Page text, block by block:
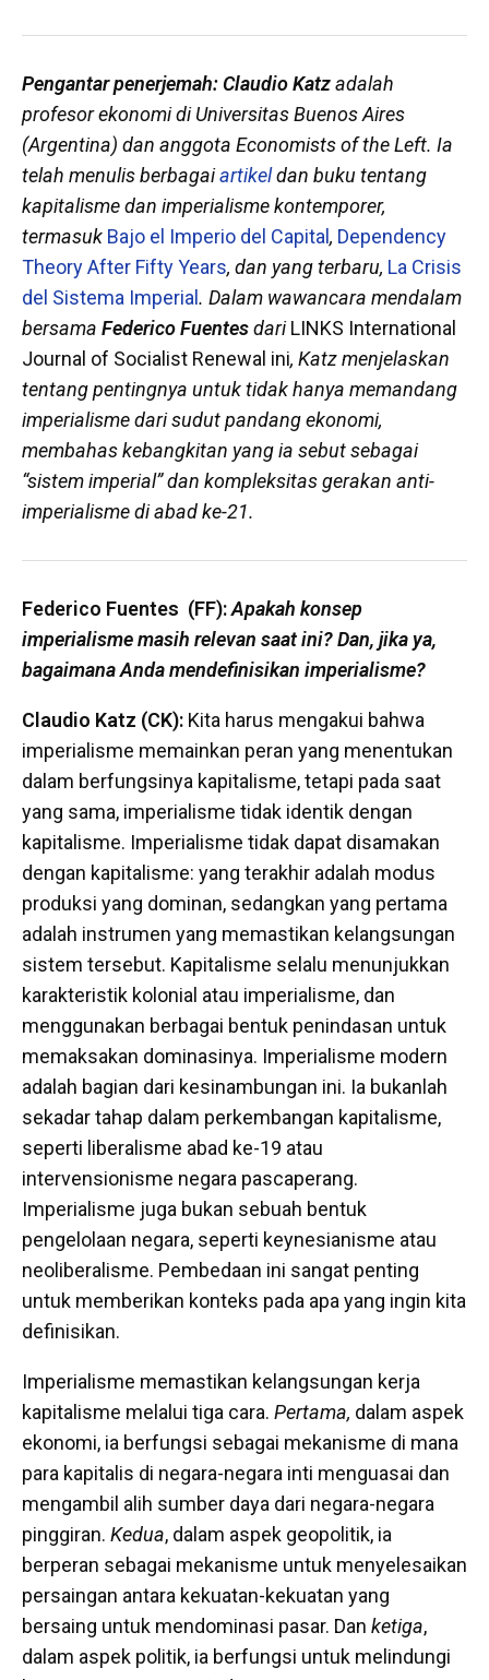
Pengantar penerjemah: Claudio Katzadalah
profesor ekonomi di Universitas Buenos Aires
(Argentina) dan anggota Economists of the Left. Ia
telah menulis berbagaiartikeldan buku tentang
kapitalisme dan imperialisme kontemporer,
termasuk Bajo el Imperio del Capital , Dependency
Theory After Fifty Years, dan yang terbaru, La Crisis
del Sistema Imperial . Dalam wawancara mendalam
bersama Federico FuentesdariLINKS International
Journal of Socialist Renewal ini, Katz menjelaskan
tentang pentingnya untuk tidak hanya memandang
imperialisme dari sudut pandang ekonomi,
membahas kebangkitan yang ia sebut sebagai
“sistem imperial” dan kompleksitas gerakan anti-
imperialisme di abad ke-21.
Federico Fuentes (FF):Apakah konsep
imperialisme masih relevan saat ini?Dan, jika ya,
bagaimana Anda mendefinisikan imperialisme?
Claudio Katz (CK): Kita harus mengakui bahwa
imperialisme memainkan peran yang menentukan
dalam berfungsinya kapitalisme, tetapi pada saat
yang sama, imperialisme tidak identik dengan
kapitalisme. Imperialisme tidak dapat disamakan
dengan kapitalisme: yang terakhir adalah modus
produksi yang dominan, sedangkan yang pertama
adalah instrumen yang memastikan kelangsungan
sistem tersebut. Kapitalisme selalu menunjukkan
karakteristik kolonial atau imperialisme, dan
menggunakan berbagai bentuk penindasan untuk
memaksakan dominasinya. Imperialisme modern
adalah bagian dari kesinambungan ini. Ia bukanlah
sekadar tahap dalam perkembangan kapitalisme,
seperti liberalisme abad ke-19 atau
intervensionisme negara pascaperang.
Imperialisme juga bukan sebuah bentuk
pengelolaan negara, seperti keynesianisme atau
neoliberalisme. Pembedaan ini sangat penting
untuk memberikan konteks pada apa yang ingin kita
definisikan.
Imperialisme memastikan kelangsungan kerja
kapitalisme melalui tiga cara. Pertama, dalam aspek
ekonomi, ia berfungsi sebagai mekanisme di mana
para kapitalis di negara-negara inti menguasai dan
mengambil alih sumber daya dari negara-negara
pinggiran. Kedua, dalam aspek geopolitik, ia
berperan sebagai mekanisme untuk menyelesaikan
persaingan antara kekuatan-kekuatan yang
bersaing untuk mendominasi pasar. Dan ketiga,
dalam aspek politik, ia berfungsi untuk melindungi